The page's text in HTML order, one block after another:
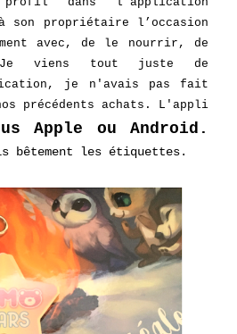
son propriétaire l’occasion
avec, de le nourrir, de
viens tout juste de
je n'avais pas fait
précédents achats. L'appli
Apple ou Android.
bêtement les étiquettes.